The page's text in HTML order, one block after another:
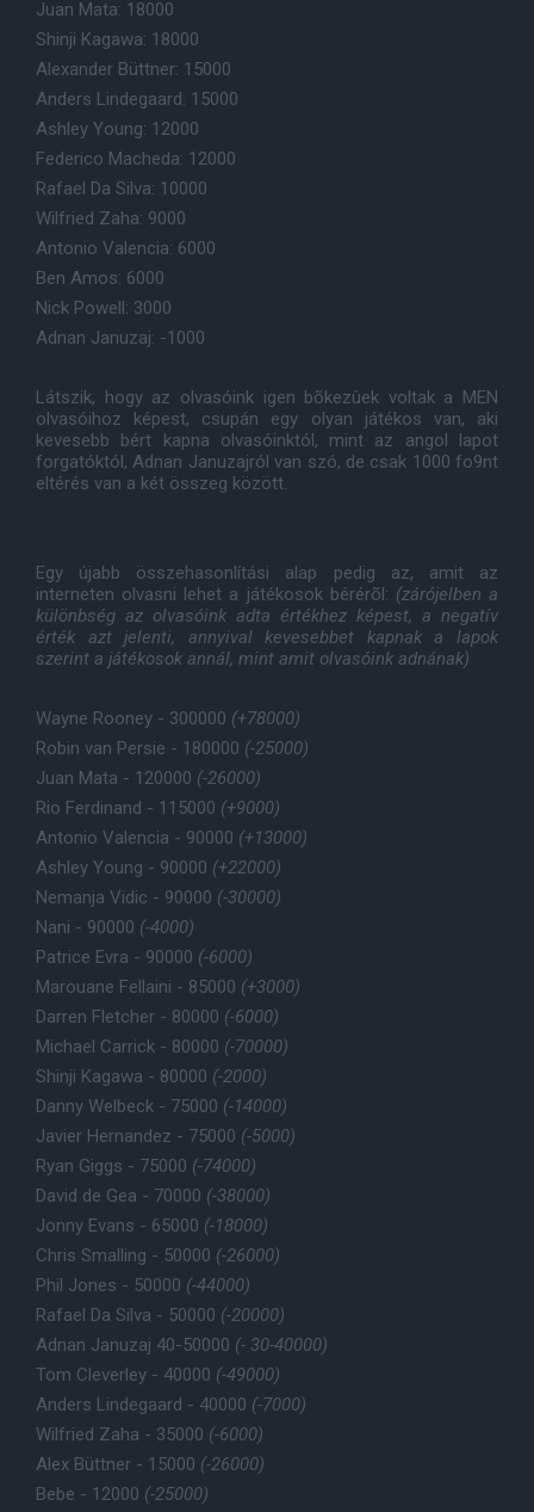
Juan Mata: 18000
Shinji Kagawa: 18000
Alexander Büttner: 15000
Anders Lindegaard: 15000
Ashley Young: 12000
Federico Macheda: 12000
Rafael Da Silva: 10000
Wilfried Zaha: 9000
Antonio Valencia: 6000
Ben Amos: 6000
Nick Powell: 3000
Adnan Januzaj: -1000
Látszik, hogy az olvasóink igen bõkezûek voltak a MEN
olvasóihoz képest, csupán egy olyan játékos van, aki
kevesebb bért kapna olvasóinktól, mint az angol lapot
forgatóktól, Adnan Januzajról van szó, de csak 1000 fo9nt
eltérés van a két összeg között.
Egy újabb összehasonlítási alap pedig az, amit az
interneten olvasni lehet a játékosok bérérõl: (zárójelben a
különbség az olvasóink adta értékhez képest, a negatív
érték azt jelenti, annyival kevesebbet kapnak a lapok
szerint a játékosok annál, mint amit olvasóink adnának)
Wayne Rooney - 300000 (+78000)
Robin van Persie - 180000 (-25000)
Juan Mata - 120000 (-26000)
Rio Ferdinand - 115000 (+9000)
Antonio Valencia - 90000 (+13000)
Ashley Young - 90000 (+22000)
Nemanja Vidic - 90000 (-30000)
Nani - 90000 (-4000)
Patrice Evra - 90000 (-6000)
Marouane Fellaini - 85000 (+3000)
Darren Fletcher - 80000 (-6000)
Michael Carrick - 80000 (-70000)
Shinji Kagawa - 80000 (-2000)
Danny Welbeck - 75000 (-14000)
Javier Hernandez - 75000 (-5000)
Ryan Giggs - 75000 (-74000)
David de Gea - 70000 (-38000)
Jonny Evans - 65000 (-18000)
Chris Smalling - 50000 (-26000)
Phil Jones - 50000 (-44000)
Rafael Da Silva - 50000 (-20000)
Adnan Januzaj 40-50000 (- 30-40000)
Tom Cleverley - 40000 (-49000)
Anders Lindegaard - 40000 (-7000)
Wilfried Zaha - 35000 (-6000)
Alex Büttner - 15000 (-26000)
Bebe - 12000 (-25000)